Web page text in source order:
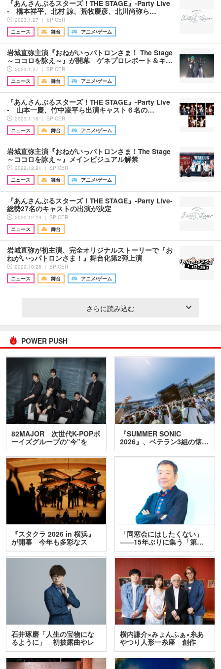
『あんさんぶるスターズ！THE STAGE』-Party Live
- 橋本祥平、北村 諒、荒牧慶彦、北川尚弥ら…
2023.1.27 ｜ SPICER
ニュース
舞台 アニメ/ゲーム
岩城直弥主演『おねがいっパトロンさま！ The Stage
～ココロを詠え～』が開幕 ゲネプロレポート＆キ…
2023.1.27 ｜ SPICER
ニュース
舞台 アニメ/ゲーム
『あんさんぶるスターズ！THE STAGE』-Party Live
- 山本一慶、竹中凌平ら出演キャスト６名の…
2023.1.16 ｜ SPICER
ニュース
舞台 アニメ/ゲーム
岩城直弥主演『おねがいっパトロンさま！The Stage
～ココロを詠え～』メインビジュアル解禁
2022.12.21 ｜ SPICER
ニュース
舞台 アニメ/ゲーム
『あんさんぶるスターズ！THE STAGE』-Party Live-
総勢27名のキャストの出演が決定
2022.12.19 ｜ SPICER
ニュース
舞台
岩城直弥が初主演、完全オリジナルストーリーで『お
ねがいっパトロンさま！』舞台化第2弾上演
2022.10.28 ｜ SPICER
ニュース
舞台 アニメ/ゲーム
さらに読み込む
POWER PUSH
82MAJOR 次世代K-POPボ
ーイズグループの“今”を
訊…
『SUMMER SONIC
2026』、ベテラン3組の懐…
『スタクラ 2026 in 横浜』
が開幕 今年も多彩なス
テ…
「同窓会にはしたくない」
――15年ぶりに集う「第…
石井琢磨「人生の宝物にな
るように」 初披露曲やレ
ア…
横内謙介×みょんふぁ×糸あ
やつり人形一糸座 創作
人…